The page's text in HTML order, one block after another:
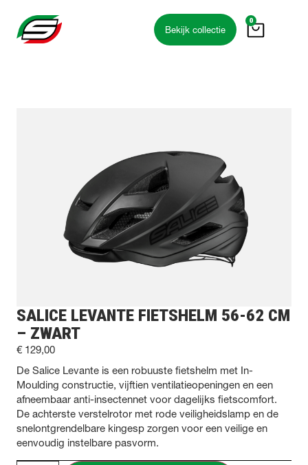
Bekijk collectie
0
SALICE LEVANTE FIETSHELM 56-62 CM
– ZWART
€ 129,00
De Salice Levante is een robuuste fietshelm met In-
Moulding constructie, vijftien ventilatieopeningen en een
afneembaar anti-insectennet voor dagelijks fietscomfort.
De achterste verstelrotor met rode veiligheidslamp en de
snelontgrendelbare kingesp zorgen voor een veilige en
eenvoudig instelbare pasvorm.